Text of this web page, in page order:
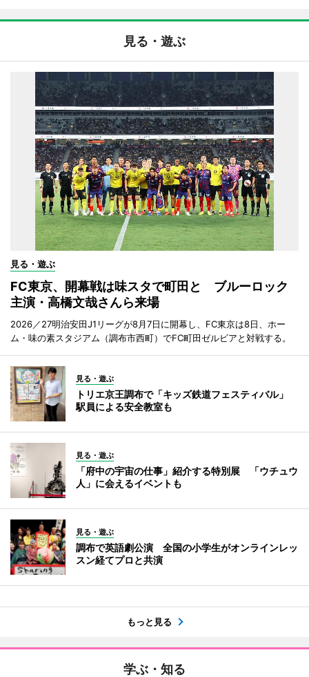
見る・遊ぶ
見る・遊ぶ
FC東京、開幕戦は味スタで町田と ブルーロック
主演・高橋文哉さんら来場
2026／27明治安田J1リーグが8月7日に開幕し、FC東京は8日、ホー
ム・味の素スタジアム（調布市西町）でFC町田ゼルビアと対戦する。
見る・遊ぶ
トリエ京王調布で「キッズ鉄道フェスティバル」
駅員による安全教室も
見る・遊ぶ
「府中の宇宙の仕事」紹介する特別展 「ウチュウ
人」に会えるイベントも
見る・遊ぶ
調布で英語劇公演 全国の小学生がオンラインレッ
スン経てプロと共演
もっと見る
学ぶ・知る